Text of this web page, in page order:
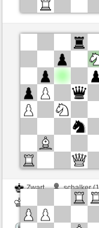
Zwart
wigga
arsenegal
Speelduur: 2
Partij telt mee voor de
Zwart
schalker
arsenegal
Speelduur: 2